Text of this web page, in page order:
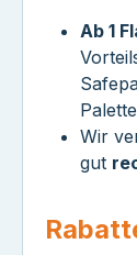
Ab 1
Wir
gut